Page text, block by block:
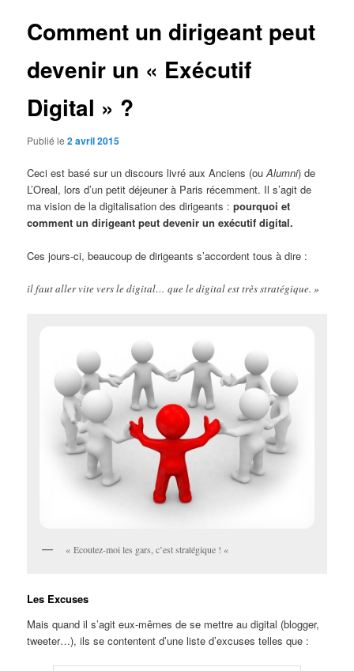
Comment un dirigeant peut
devenir un « Exécutif
Digital » ?
Publié le2 avril 2015
Ceci est basé sur un discours livré aux Anciens (ouAlumni) de
L’Oreal, lors d’un petit déjeuner à Paris récemment. Il s’agit de
ma vision de la digitalisation des dirigeants :pourquoi et
comment un dirigeant peut devenir un exécutif digital.
Ces jours-ci, beaucoup de dirigeants s’accordent tous à dire :
il faut aller vite vers le digital… que le digital est très stratégique. »
« Ecoutez-moi les gars, c’est stratégique ! «
Les Excuses
Mais quand il s’agit eux-mêmes de se mettre au digital (blogger,
tweeter…), ils se contentent d’une liste d’excuses telles que :